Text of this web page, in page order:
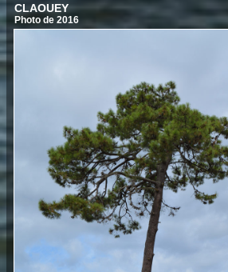
CLAOUEY
Photo de 2016